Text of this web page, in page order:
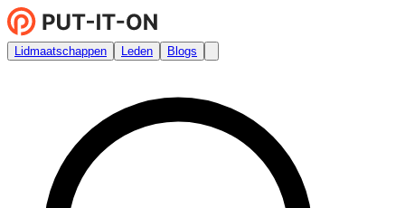
Lidmaatschappen Leden Blogs